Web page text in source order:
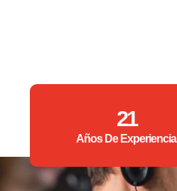
21
Años De Experiencia